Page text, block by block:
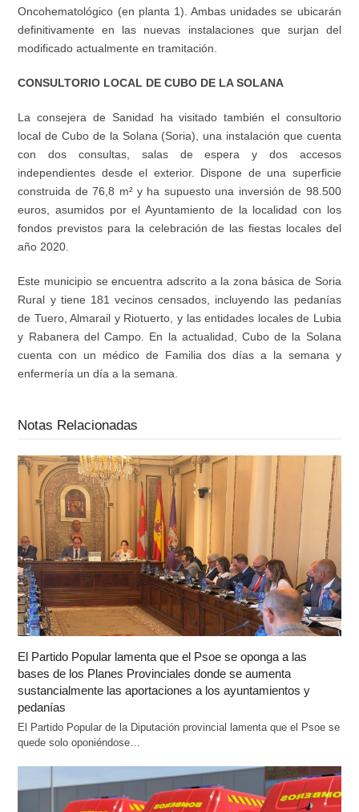
Oncohematológico (en planta 1). Ambas unidades se ubicarán
definitivamente en las nuevas instalaciones que surjan del
modificado actualmente en tramitación.
CONSULTORIO LOCAL DE CUBO DE LA SOLANA
La consejera de Sanidad ha visitado también el consultorio
local de Cubo de la Solana (Soria), una instalación que cuenta
con dos consultas, salas de espera y dos accesos
independientes desde el exterior. Dispone de una superficie
construida de 76,8 m² y ha supuesto una inversión de 98.500
euros, asumidos por el Ayuntamiento de la localidad con los
fondos previstos para la celebración de las fiestas locales del
año 2020.
Este municipio se encuentra adscrito a la zona básica de Soria
Rural y tiene 181 vecinos censados, incluyendo las pedanías
de Tuero, Almarail y Riotuerto, y las entidades locales de Lubia
y Rabanera del Campo. En la actualidad, Cubo de la Solana
cuenta con un médico de Familia dos días a la semana y
enfermería un día a la semana.
Notas Relacionadas
El Partido Popular lamenta que el Psoe se oponga a las
bases de los Planes Provinciales donde se aumenta
sustancialmente las aportaciones a los ayuntamientos y
pedanías
El Partido Popular de la Diputación provincial lamenta que el Psoe se
quede solo oponiéndose…